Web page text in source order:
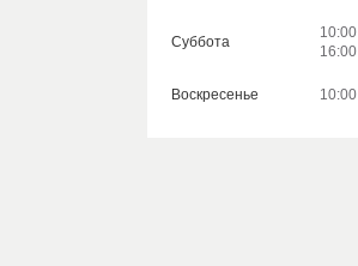
Суббота
10:00
16:00
Воскресенье 10:00